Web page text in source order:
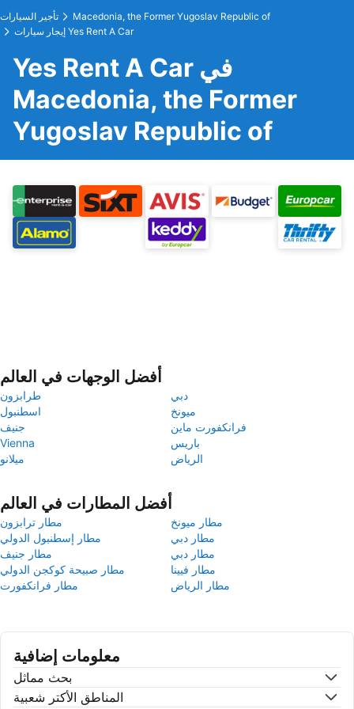
تأجير السيارات
Macedonia, the Former Yugoslav Republic of
إيجار سيارات Yes Rent A Car
Yes Rent A Car في
Macedonia, the Former
Yugoslav Republic of
أفضل الوجهات في العالم
طرابزون
دبي
اسطنبول
ميونخ
جنيف
فرانكفورت ماين
Vienna
باريس
ميلانو
الرياض
أفضل المطارات في العالم
مطار ترابزون
مطار ميونخ
مطار إسطنبول الدولي
مطار دبي
مطار جنيف
مطار دبي
مطار صبيحة كوكجن الدولي
مطار فيينا
مطار فرانكفورت
مطار الرياض
معلومات إضافية
بحث مماثل
المناطق الأكتر شعبية